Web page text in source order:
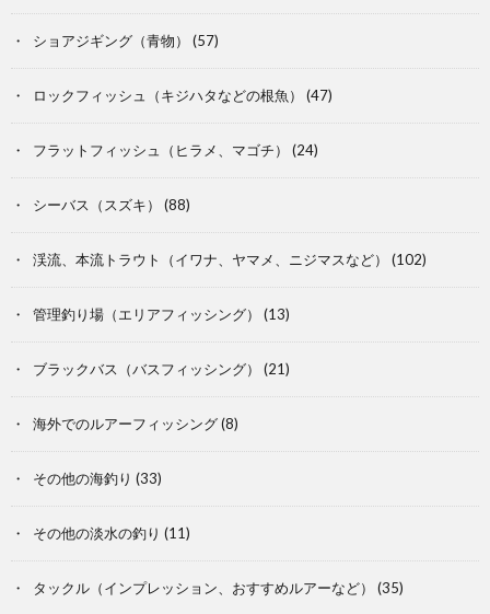
ショアジギング（青物） (57)
ロックフィッシュ（キジハタなどの根魚） (47)
フラットフィッシュ（ヒラメ、マゴチ） (24)
シーバス（スズキ） (88)
渓流、本流トラウト（イワナ、ヤマメ、ニジマスなど） (102)
管理釣り場（エリアフィッシング） (13)
ブラックバス（バスフィッシング） (21)
海外でのルアーフィッシング(8)
その他の海釣り (33)
その他の淡水の釣り (11)
タックル（インプレッション、おすすめルアーなど） (35)